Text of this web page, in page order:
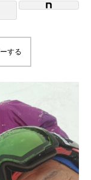
Ski Area
する